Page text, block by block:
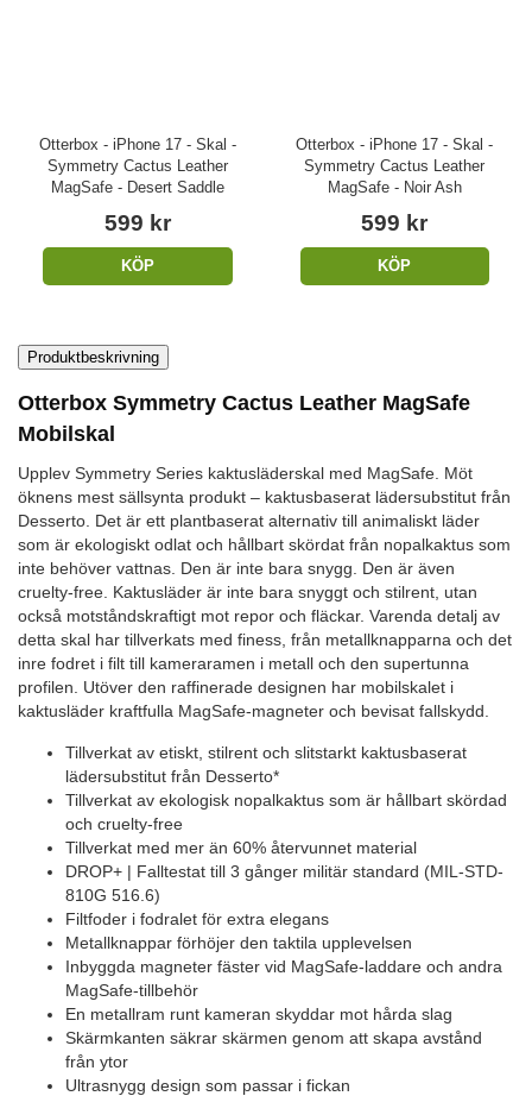
Otterbox - iPhone 17 - Skal -
Symmetry Cactus Leather
MagSafe - Desert Saddle
599 kr
KÖP
Otterbox - iPhone 17 - Skal -
Symmetry Cactus Leather
MagSafe - Noir Ash
599 kr
KÖP
Produktbeskrivning
Otterbox Symmetry Cactus Leather MagSafe
Mobilskal
Upplev Symmetry Series kaktusläderskal med MagSafe. Möt
öknens mest sällsynta produkt – kaktusbaserat lädersubstitut från
Desserto. Det är ett plantbaserat alternativ till animaliskt läder
som är ekologiskt odlat och hållbart skördat från nopalkaktus som
inte behöver vattnas. Den är inte bara snygg. Den är även
cruelty-free. Kaktusläder är inte bara snyggt och stilrent, utan
också motståndskraftigt mot repor och fläckar. Varenda detalj av
detta skal har tillverkats med finess, från metallknapparna och det
inre fodret i filt till kameraramen i metall och den supertunna
profilen. Utöver den raffinerade designen har mobilskalet i
kaktusläder kraftfulla MagSafe-magneter och bevisat fallskydd.
Tillverkat av etiskt, stilrent och slitstarkt kaktusbaserat
lädersubstitut från Desserto*
Tillverkat av ekologisk nopalkaktus som är hållbart skördad
och cruelty-free
Tillverkat med mer än 60% återvunnet material
DROP+ | Falltestat till 3 gånger militär standard (MIL-STD-
810G 516.6)
Filtfoder i fodralet för extra elegans
Metallknappar förhöjer den taktila upplevelsen
Inbyggda magneter fäster vid MagSafe-laddare och andra
MagSafe-tillbehör
En metallram runt kameran skyddar mot hårda slag
Skärmkanten säkrar skärmen genom att skapa avstånd
från ytor
Ultrasnygg design som passar i fickan